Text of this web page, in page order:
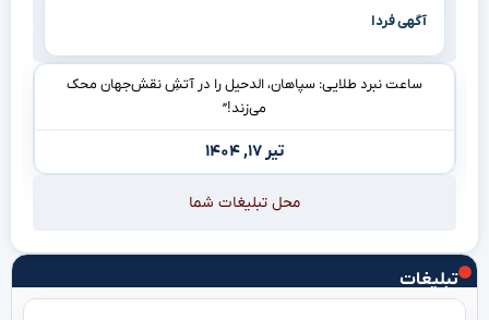
تبلیغات
آگهی فردا
ساعت نبرد طلایی: سپاهان، الدحیل را در آتشِ نقش‌جهان محک
می‌زند!”
تیر ۱۷, ۱۴۰۴
محل تبلیغات شما